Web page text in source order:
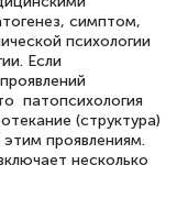
на время
система
ни на
симптом,
психологии
Если
патопсихология
(структура)
проявлениям.
несколько